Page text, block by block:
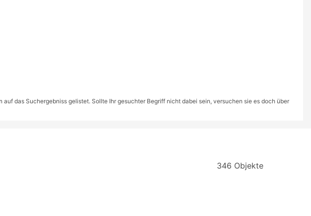
das Suchergebniss gelistet. Sollte Ihr gesuchter Begriff nicht dabei sein, versuchen sie es doch über
346 Objekte